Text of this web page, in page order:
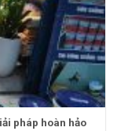
pháp hoàn hảo